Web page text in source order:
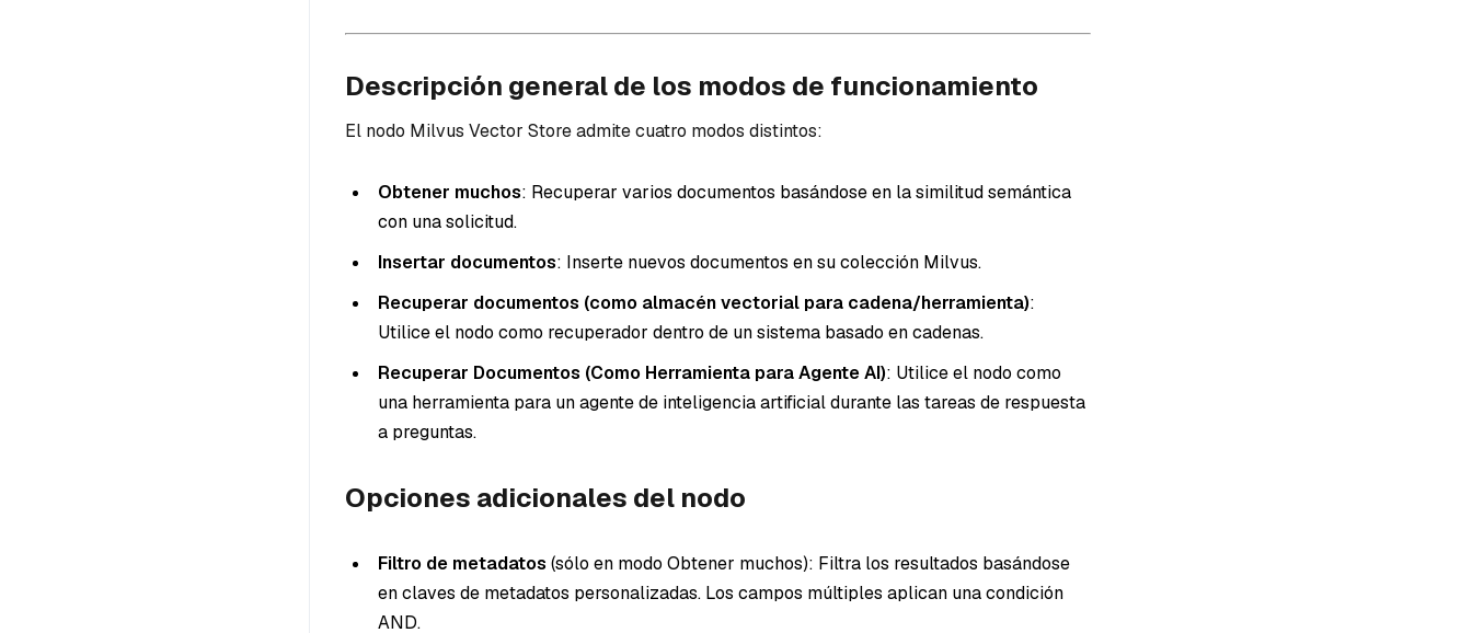
Descripción general de los modos de funcionamiento
El nodo Milvus Vector Store admite cuatro modos distintos:
Obtener muchos: Recuperar varios documentos basándose en la similitud semántica
con una solicitud.
Insertar documentos: Inserte nuevos documentos en su colección Milvus.
Recuperar documentos (como almacén vectorial para cadena/herramienta):
Utilice el nodo como recuperador dentro de un sistema basado en cadenas.
Recuperar Documentos (Como Herramienta para Agente AI): Utilice el nodo como
una herramienta para un agente de inteligencia artificial durante las tareas de respuesta
a preguntas.
Opciones adicionales del nodo
Filtro de metadatos (sólo en modo Obtener muchos): Filtra los resultados basándose
en claves de metadatos personalizadas. Los campos múltiples aplican una condición
AND.